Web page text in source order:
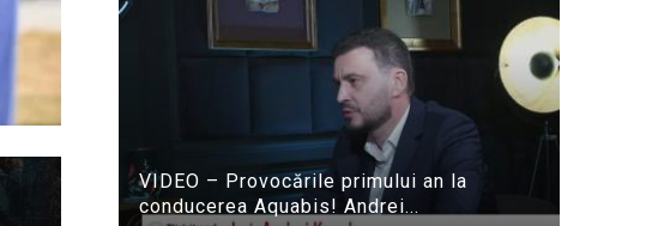
VIDEO – Provocările primului an la
conducerea Aquabis! Andrei...